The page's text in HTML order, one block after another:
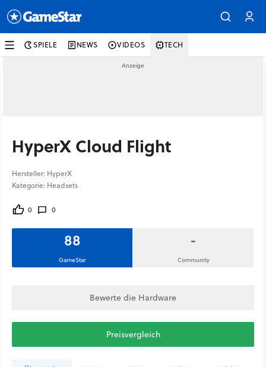
SPIELE NEWS VIDEOS TECH
HyperX Cloud Flight
Hersteller: HyperX
Kategorie: Headsets
0 0
88
GameStar
-
Community
Bewerte die Hardware
Preisvergleich